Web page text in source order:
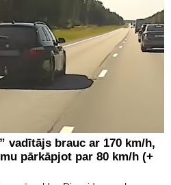
vadītājs brauc ar 170 km/h,
pārkāpjot par 80 km/h (+